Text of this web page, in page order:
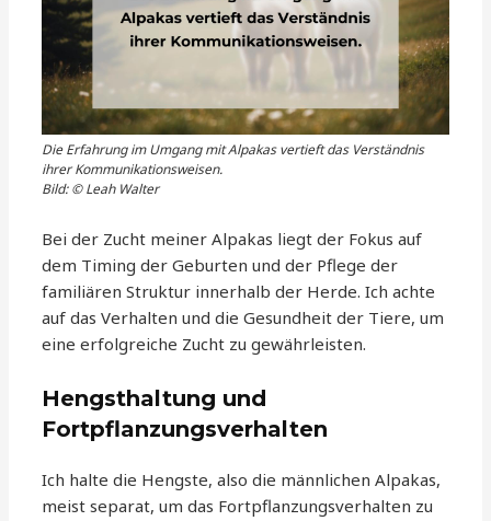
Die Erfahrung im Umgang mit Alpakas vertieft das Verständnis
ihrer Kommunikationsweisen.
Bild: © Leah Walter
Bei der Zucht meiner Alpakas liegt der Fokus auf
dem Timing der Geburten und der Pflege der
familiären Struktur innerhalb der Herde. Ich achte
auf das Verhalten und die Gesundheit der Tiere, um
eine erfolgreiche Zucht zu gewährleisten.
Hengsthaltung und
Fortpflanzungsverhalten
Ich halte die Hengste, also die männlichen Alpakas,
meist separat, um das Fortpflanzungsverhalten zu